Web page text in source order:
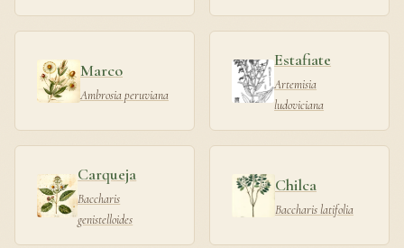
Marco
Ambrosia peruviana
Estafiate
Artemisia
ludoviciana
Carqueja
Baccharis
genistelloides
Chilca
Baccharis latifolia